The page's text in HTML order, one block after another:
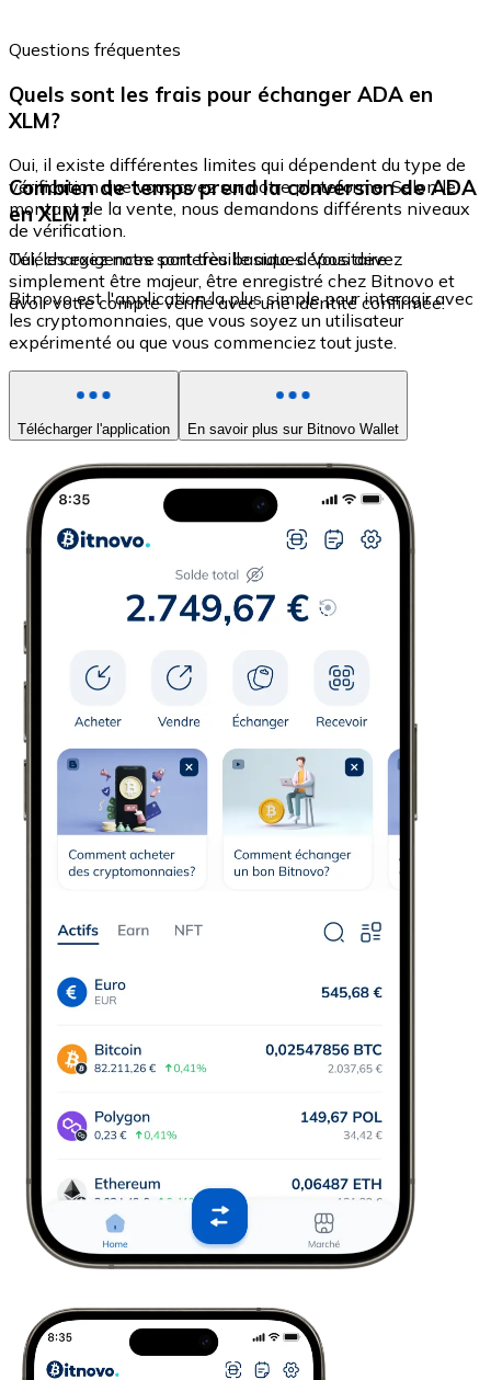
Questions fréquentes
Quels sont les frais pour échanger ADA en
XLM?
Oui, il existe différentes limites qui dépendent du type de
vérification que vous avez sur notre plateforme. Selon le
montant de la vente, nous demandons différents niveaux
de vérification.
Combien de temps prend la conversion de ADA
en XLM?
Oui, les exigences sont très basiques. Vous devez
simplement être majeur, être enregistré chez Bitnovo et
avoir votre compte vérifié avec une identité confirmée.
Téléchargez notre portefeuille auto-dépositaire
Bitnovo est l'application la plus simple pour interagir avec
les cryptomonnaies, que vous soyez un utilisateur
expérimenté ou que vous commenciez tout juste.
Télécharger l'application En savoir plus sur Bitnovo Wallet